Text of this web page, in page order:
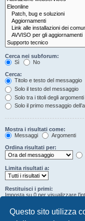
Questo sito utilizza
Cerca nei subforum:
Sì
No
Cerca:
Titolo e testo del messaggio
Solo il testo del messaggio
Solo tra i titoli degli argomenti
Solo il primo messaggio
Mostra i risultati come:
Messaggi
Argomenti
Ordina risultati per:
Limita risultati a:
Restituisci i primi:
Imposta su 0 per visualizzare